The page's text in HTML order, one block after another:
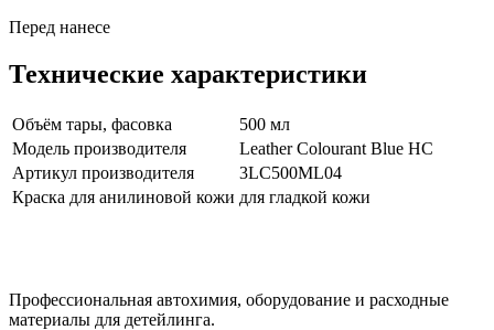
Перед нанесе
Технические характеристики
Объём тары, фасовка
500 мл
Модель производителя
Leather Colourant Blue HC
Артикул производителя
3LC500ML04
Краска для анилиновой кожи для гладкой кожи
Профессиональная автохимия, оборудование и расходные
материалы для детейлинга.